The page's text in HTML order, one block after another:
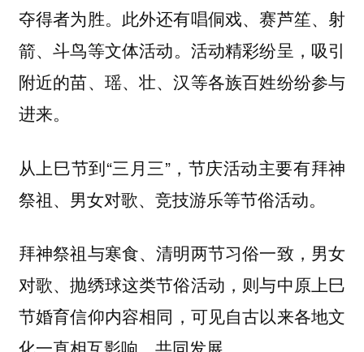
夺得者为胜。此外还有唱侗戏、赛芦笙、射
箭、斗鸟等文体活动。活动精彩纷呈，吸引
附近的苗、瑶、壮、汉等各族百姓纷纷参与
进来。
从上巳节到“三月三”，节庆活动主要有拜神
祭祖、男女对歌、竞技游乐等节俗活动。
拜神祭祖与寒食、清明两节习俗一致，男女
对歌、抛绣球这类节俗活动，则与中原上巳
节婚育信仰内容相同，可见自古以来各地文